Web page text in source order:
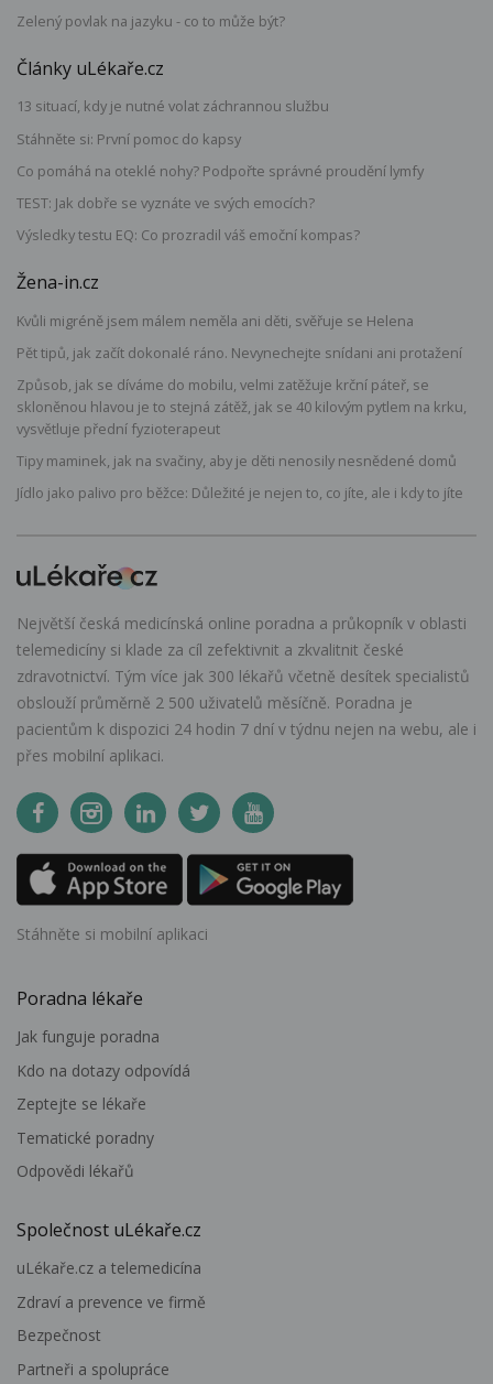
Zelený povlak na jazyku - co to může být?
Články uLékaře.cz
13 situací, kdy je nutné volat záchrannou službu
Stáhněte si: První pomoc do kapsy
Co pomáhá na oteklé nohy? Podpořte správné proudění lymfy
TEST: Jak dobře se vyznáte ve svých emocích?
Výsledky testu EQ: Co prozradil váš emoční kompas?
Žena-in.cz
Kvůli migréně jsem málem neměla ani děti, svěřuje se Helena
Pět tipů, jak začít dokonalé ráno. Nevynechejte snídani ani protažení
Způsob, jak se díváme do mobilu, velmi zatěžuje krční páteř, se
skloněnou hlavou je to stejná zátěž, jak se 40 kilovým pytlem na krku,
vysvětluje přední fyzioterapeut
Tipy maminek, jak na svačiny, aby je děti nenosily nesnědené domů
Jídlo jako palivo pro běžce: Důležité je nejen to, co jíte, ale i kdy to jíte
Největší česká medicínská online poradna a průkopník v oblasti
telemedicíny si klade za cíl zefektivnit a zkvalitnit české
zdravotnictví. Tým více jak 300 lékařů včetně desítek specialistů
obslouží průměrně 2 500 uživatelů měsíčně. Poradna je
pacientům k dispozici 24 hodin 7 dní v týdnu nejen na webu, ale i
přes mobilní aplikaci.
Stáhněte si mobilní aplikaci
Poradna lékaře
Jak funguje poradna
Kdo na dotazy odpovídá
Zeptejte se lékaře
Tematické poradny
Odpovědi lékařů
Společnost uLékaře.cz
uLékaře.cz a telemedicína
Zdraví a prevence ve firmě
Bezpečnost
Partneři a spolupráce